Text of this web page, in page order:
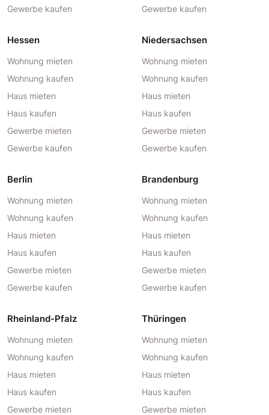
Gewerbe kaufen
Gewerbe kaufen
Hessen
Wohnung mieten
Wohnung kaufen
Haus mieten
Haus kaufen
Gewerbe mieten
Gewerbe kaufen
Niedersachsen
Wohnung mieten
Wohnung kaufen
Haus mieten
Haus kaufen
Gewerbe mieten
Gewerbe kaufen
Berlin
Wohnung mieten
Wohnung kaufen
Haus mieten
Haus kaufen
Gewerbe mieten
Gewerbe kaufen
Brandenburg
Wohnung mieten
Wohnung kaufen
Haus mieten
Haus kaufen
Gewerbe mieten
Gewerbe kaufen
Rheinland-Pfalz
Wohnung mieten
Wohnung kaufen
Haus mieten
Haus kaufen
Gewerbe mieten
Thüringen
Wohnung mieten
Wohnung kaufen
Haus mieten
Haus kaufen
Gewerbe mieten